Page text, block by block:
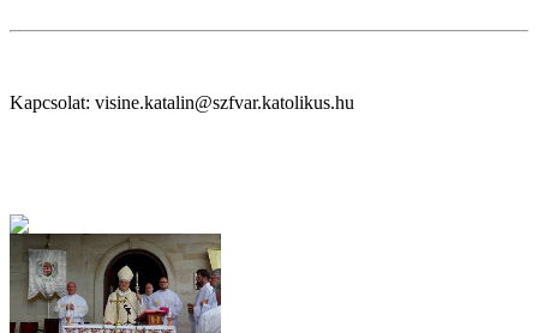
Kapcsolat: visine.katalin@szfvar.katolikus.hu